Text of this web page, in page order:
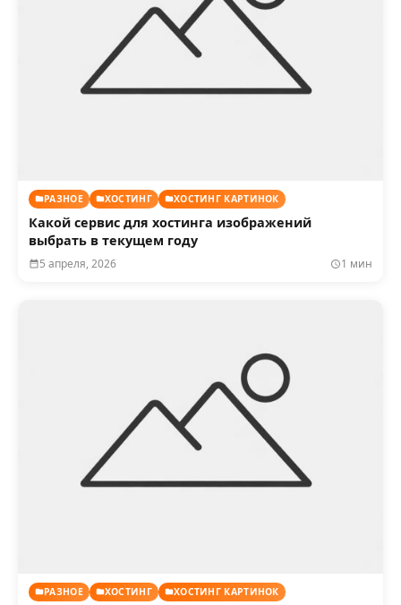
РАЗНОЕ ХОСТИНГ ХОСТИНГ КАРТИНОК
Какой сервис для хостинга изображений
выбрать в текущем году
5 апреля, 2026 1 мин
РАЗНОЕ ХОСТИНГ ХОСТИНГ КАРТИНОК